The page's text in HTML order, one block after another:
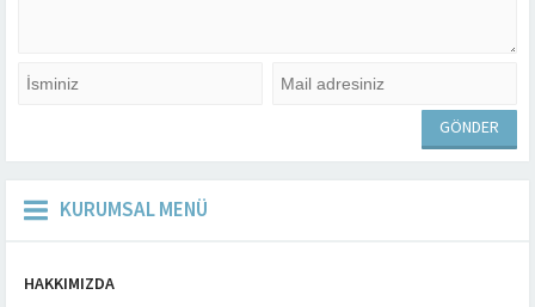
KURUMSAL MENÜ
HAKKIMIZDA